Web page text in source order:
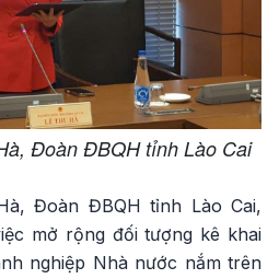
Đoàn ĐBQH tỉnh Lào Cai
Đoàn ĐBQH tỉnh Lào Cai,
mở rộng đối tượng kê khai
nghiệp Nhà nước nắm trên